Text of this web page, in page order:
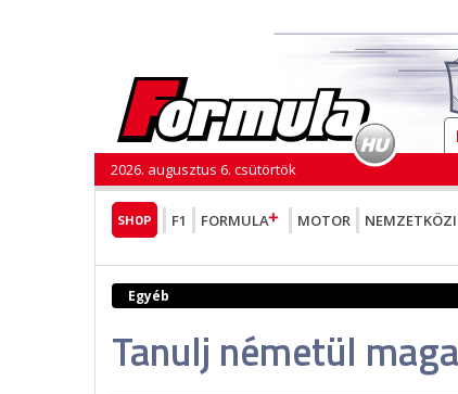
2026. augusztus 6. csütörtök
SHOP F1 FORMULA MOTOR NEMZETKÖZI
Egyéb
Tanulj németül